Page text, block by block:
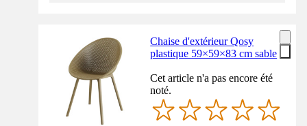
Chaise d'extérieur Qosy
plastique 59×59×83 cm sable
Cet article n'a pas encore été
noté.